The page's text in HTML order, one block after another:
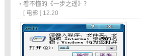
看不懂的《一步之遥》？
[ 电影 ] 12.20